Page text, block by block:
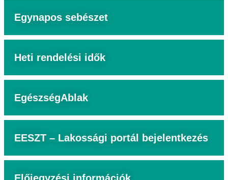
Egynapos sebészet
Heti rendelési idők
EgészségAblak
EESZT – Lakossági portál bejelentkezés